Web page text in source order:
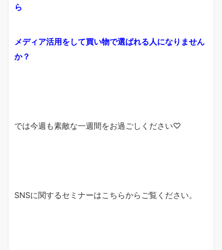
ら
メディア活用をして買い物で選ばれる人になりません
か？
では今週も素敵な一週間をお過ごしください♡
SNSに関するセミナーはこちらからご覧ください。